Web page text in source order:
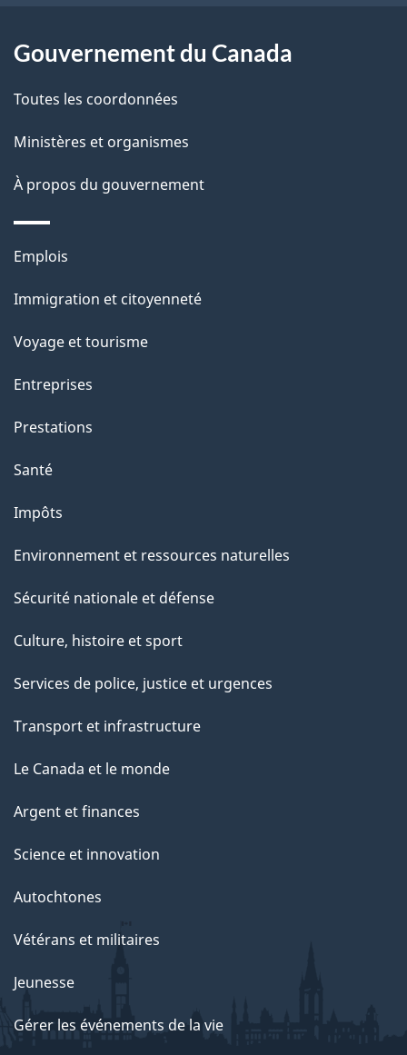
e
l
a
p
a
g
e
Gouvernement du Canada
Toutes les coordonnées
Ministères et organismes
À propos du gouvernement
Thèmes
sujets
Emplois
Immigration et citoyenneté
Voyage et tourisme
Entreprises
Prestations
Santé
Impôts
Environnement et ressources naturelles
Sécurité nationale et défense
Culture, histoire et sport
Services de police, justice et urgences
Transport et infrastructure
Le Canada et le monde
Argent et finances
Science et innovation
Autochtones
Vétérans et militaires
Jeunesse
Gérer les événements de la vie